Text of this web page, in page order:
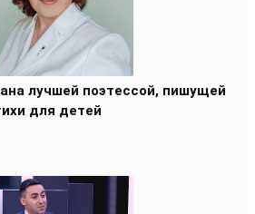
лучшей поэтессой, пишущей
для детей